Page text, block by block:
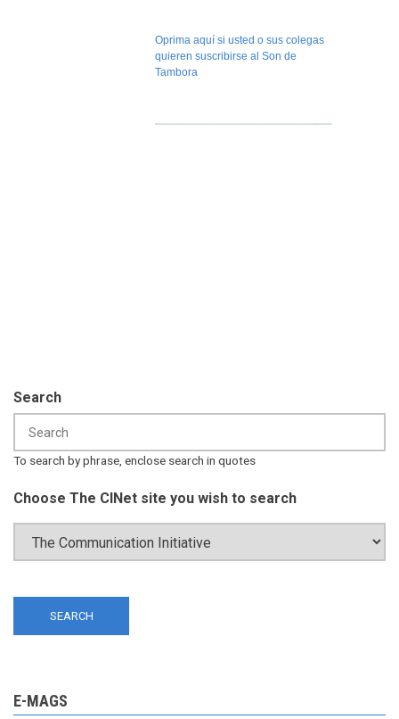
Oprima aquí si usted o sus colegas
quieren suscribirse al Son de
Tambora
Search
To search by phrase, enclose search in quotes
Choose The CINet site you wish to search
E-MAGS